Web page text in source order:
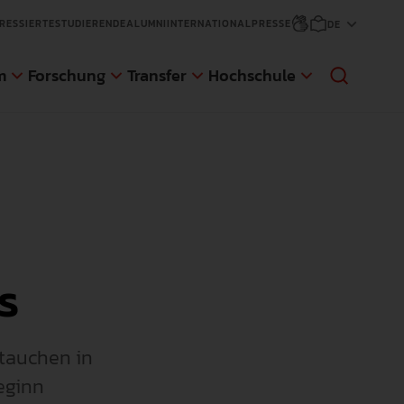
Forschung
An der Pädagogischen Hochschule
Weingarten (PH) wurde eine im Auftrag
Transfer Hochschule
Die Pädagogische Hochschule
STUDIERENDEALUMNIINTERNATIONALPRESSE
in